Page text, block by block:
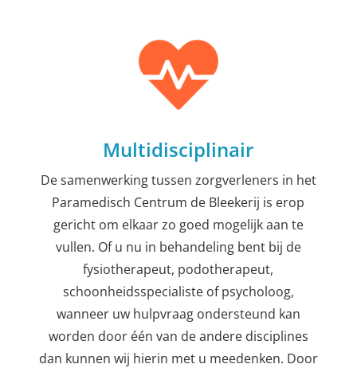
Multidisciplinair
De samenwerking tussen zorgverleners in het
Paramedisch Centrum de Bleekerij is erop
gericht om elkaar zo goed mogelijk aan te
vullen. Of u nu in behandeling bent bij de
fysiotherapeut, podotherapeut,
schoonheidsspecialiste of psycholoog,
wanneer uw hulpvraag ondersteund kan
worden door één van de andere disciplines
dan kunnen wij hierin met u meedenken. Door